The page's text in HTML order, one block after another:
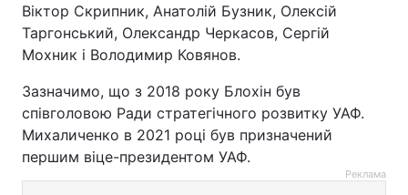
Віктор Скрипник, Анатолій Бузник, Олексій
Таргонський, Олександр Черкасов, Сергій
Мохник і Володимир Ковянов.
Зазначимо, що з 2018 року Блохін був
співголовою Ради стратегічного розвитку УАФ.
Михаличенко в 2021 році був призначений
першим віце-президентом УАФ.
Реклама